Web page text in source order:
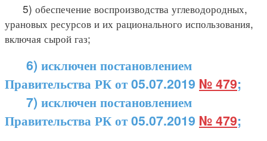
5) обеспечение воспроизводства углеводородных,
урановых ресурсов и их рационального использования,
включая сырой газ;
6) исключен постановлением
Правительства РК от 05.07.2019 № 479;
7) исключен постановлением
Правительства РК от 05.07.2019 № 479;